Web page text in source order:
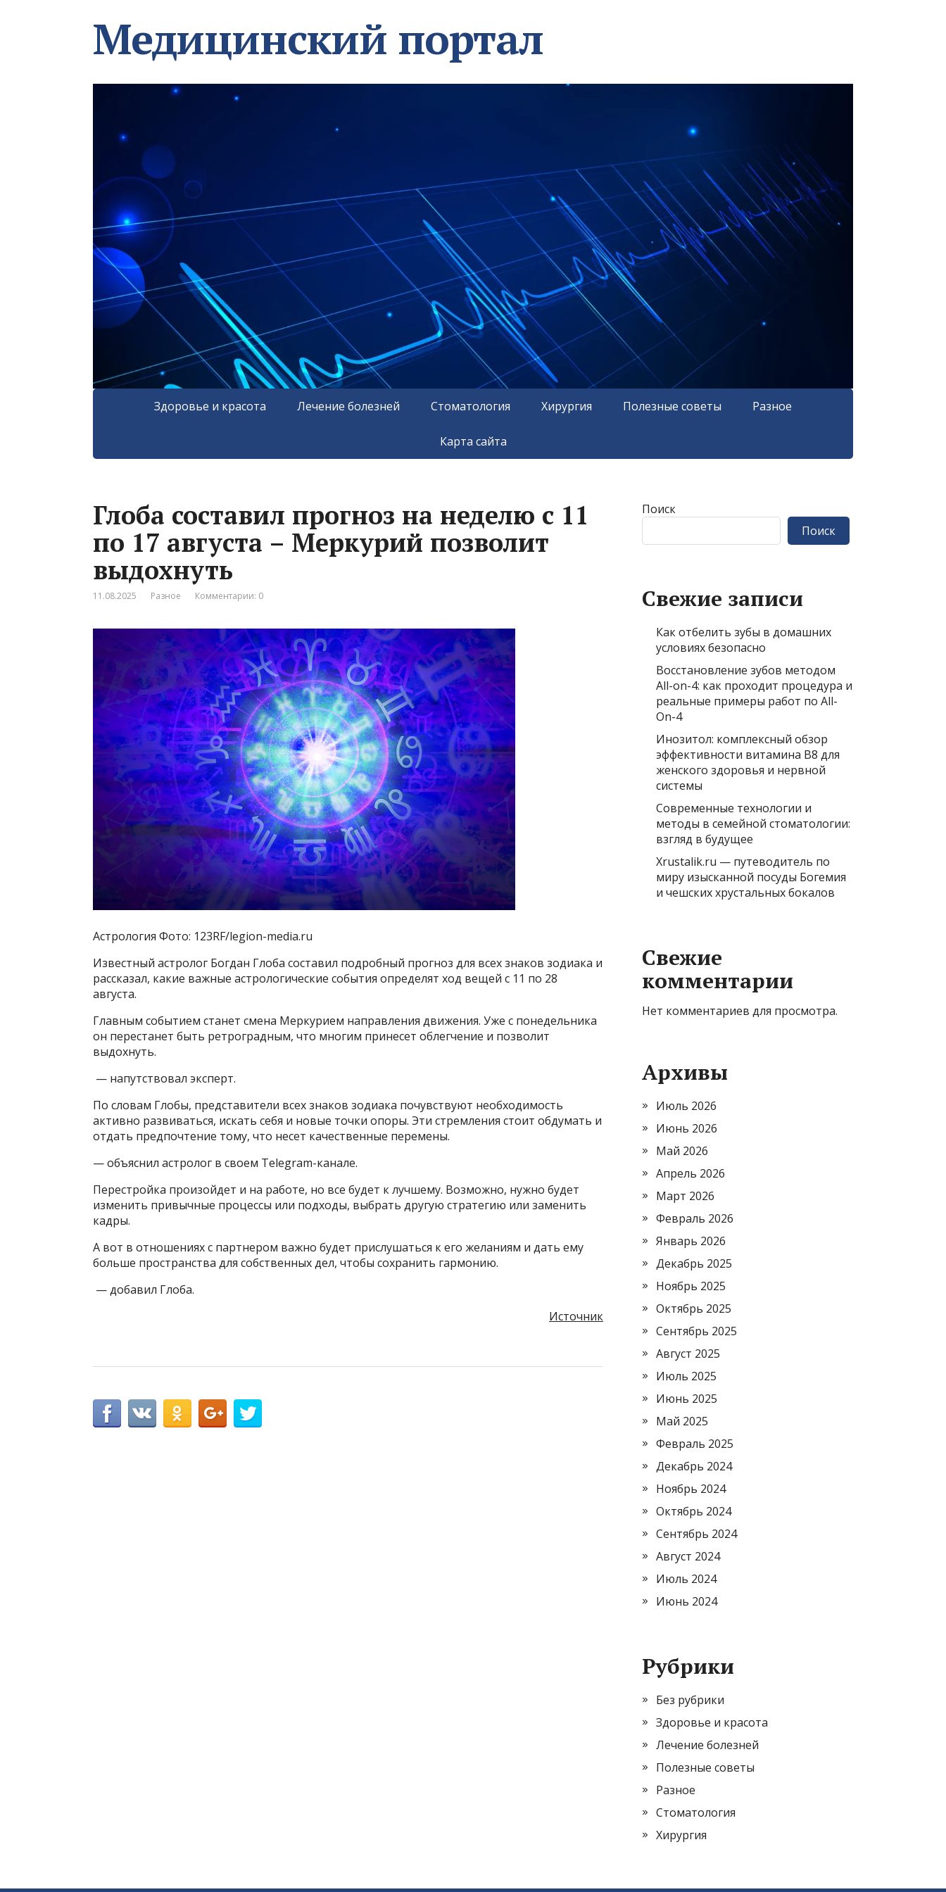
Медицинский портал
Здоровье и красота Лечение болезней Стоматология Хирургия Полезные советы Разное
Карта сайта
Глоба составил прогноз на неделю с 11
по 17 августа – Меркурий позволит
выдохнуть
11.08.2025 Разное Комментарии: 0
Астрология Фото: 123RF/legion-media.ru
Известный астролог Богдан Глоба составил подробный прогноз для всех знаков зодиака и
рассказал, какие важные астрологические события определят ход вещей с 11 по 28
августа.
Главным событием станет смена Меркурием направления движения. Уже с понедельника
он перестанет быть ретроградным, что многим принесет облегчение и позволит
выдохнуть.
— напутствовал эксперт.
По словам Глобы, представители всех знаков зодиака почувствуют необходимость
активно развиваться, искать себя и новые точки опоры. Эти стремления стоит обдумать и
отдать предпочтение тому, что несет качественные перемены.
— объяснил астролог в своем Telegram-канале.
Перестройка произойдет и на работе, но все будет к лучшему. Возможно, нужно будет
изменить привычные процессы или подходы, выбрать другую стратегию или заменить
кадры.
А вот в отношениях с партнером важно будет прислушаться к его желаниям и дать ему
больше пространства для собственных дел, чтобы сохранить гармонию.
— добавил Глоба.
Источник
Поиск
Поиск
Свежие записи
Как отбелить зубы в домашних
условиях безопасно
Восстановление зубов методом
All-on-4: как проходит процедура и
реальные примеры работ по All-
On-4
Инозитол: комплексный обзор
эффективности витамина B8 для
женского здоровья и нервной
системы
Современные технологии и
методы в семейной стоматологии:
взгляд в будущее
Xrustalik.ru — путеводитель по
миру изысканной посуды Богемия
и чешских хрустальных бокалов
Свежие
комментарии
Нет комментариев для просмотра.
Архивы
Июль 2026
Июнь 2026
Май 2026
Апрель 2026
Март 2026
Февраль 2026
Январь 2026
Декабрь 2025
Ноябрь 2025
Октябрь 2025
Сентябрь 2025
Август 2025
Июль 2025
Июнь 2025
Май 2025
Февраль 2025
Декабрь 2024
Ноябрь 2024
Октябрь 2024
Сентябрь 2024
Август 2024
Июль 2024
Июнь 2024
Рубрики
Без рубрики
Здоровье и красота
Лечение болезней
Полезные советы
Разное
Стоматология
Хирургия